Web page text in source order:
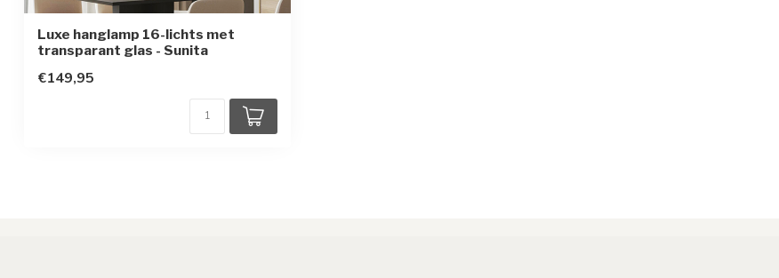
Luxe hanglamp 16-lichts met
transparant glas - Sunita
€149,95